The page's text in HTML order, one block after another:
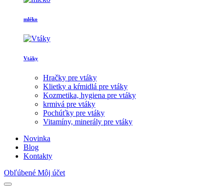
mléko
Vtáky
Hračky pre vtáky
Klietky a kŕmidlá pre vtáky
Kozmetika, hygiena pre vtáky
krmivá pre vtáky
Pochúťky pre vtáky
Vitamíny, minerály pre vtáky
Novinka
Blog
Kontakty
Obľúbené Môj účet